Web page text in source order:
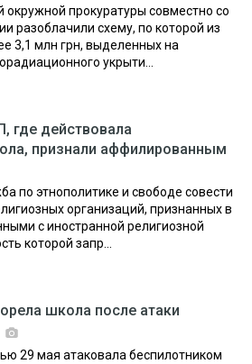
окружной прокуратуры совместно со
разоблачили схему, по которой из
3,1 млн грн, выделенных на
укрыти...
действовала
признали аффилированным
по этнополитике и свободе совести
организаций, признанных в
с иностранной религиозной
которой запр...
школа после атаки
29 мая атаковала беспилотником